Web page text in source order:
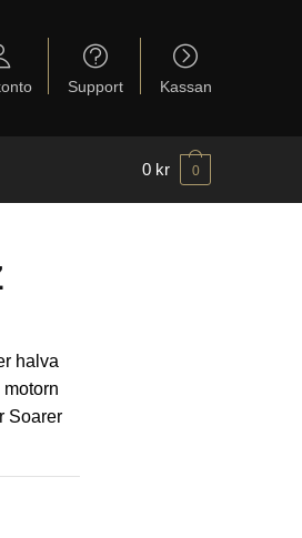
Support Kassan
0 kr 0
halva
Soarer